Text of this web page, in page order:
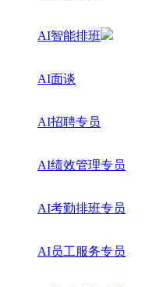
AI智能排班
AI面谈
AI招聘专员
AI绩效管理专员
AI考勤排班专员
AI员工服务专员